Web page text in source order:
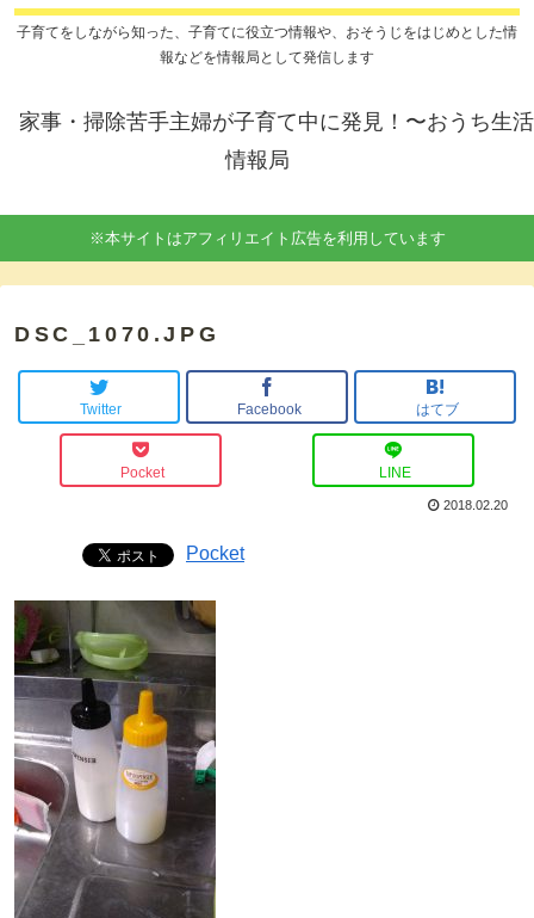
子育てをしながら知った、子育てに役立つ情報や、おそうじをはじめとした情
報などを情報局として発信します
家事・掃除苦手主婦が子育て中に発見！〜おうち生活
情報局
※本サイトはアフィリエイト広告を利用しています
DSC_1070.JPG
Twitter Facebook はてブ
Pocket LINE
2018.02.20
Pocket